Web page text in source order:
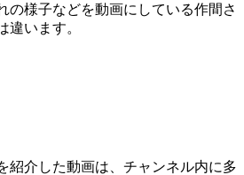
の様子などを動画にしている作間さ
違います。
紹介した動画は、チャンネル内に多